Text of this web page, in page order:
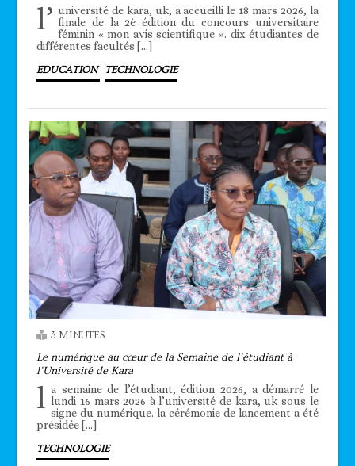
l’ université de kara, uk, a accueilli le 18 mars 2026, la
finale de la 2è édition du concours universitaire
féminin « mon avis scientifique ». dix étudiantes de
différentes facultés […]
EDUCATION TECHNOLOGIE
3 MINUTES
Le numérique au cœur de la Semaine de l’étudiant à
l’Université de Kara
l a semaine de l’étudiant, édition 2026, a démarré le
lundi 16 mars 2026 à l’université de kara, uk sous le
signe du numérique. la cérémonie de lancement a été
présidée […]
TECHNOLOGIE